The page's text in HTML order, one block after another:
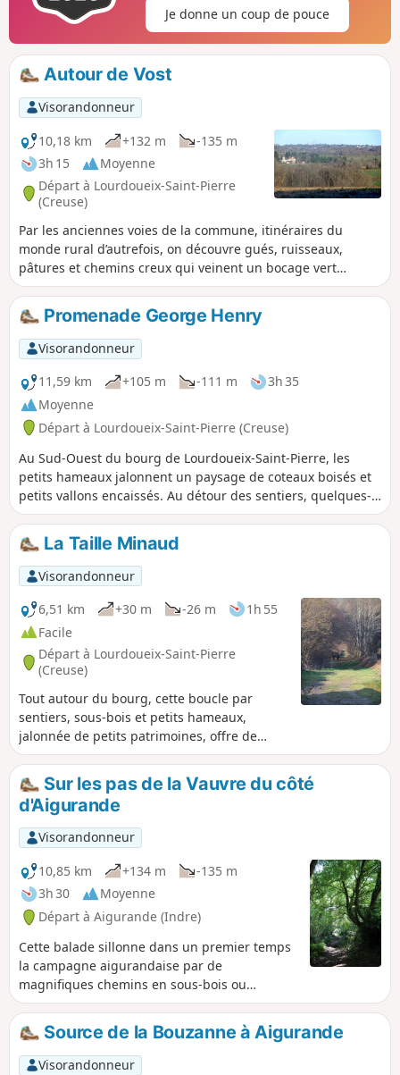
Je donne un coup de pouce
Autour de Vost
Visorandonneur
10,18 km
+132 m
-135 m
3h 15
Moyenne
Départ à Lourdoueix-Saint-Pierre
(Creuse)
Par les anciennes voies de la commune, itinéraires du
monde rural d’autrefois, on découvre gués, ruisseaux,
pâtures et chemins creux qui veinent un bocage vert
vallonné où l’eau a marqué le relief et conditionné l’activité
humaine, avec de belles vues sur le château de Vost et ses
alentours.
Promenade George Henry
Visorandonneur
11,59 km
+105 m -111 m
3h 35
Moyenne
Départ à Lourdoueix-Saint-Pierre (Creuse)
Au Sud-Ouest du bourg de Lourdoueix-Saint-Pierre, les
petits hameaux jalonnent un paysage de coteaux boisés et
petits vallons encaissés. Au détour des sentiers, quelques-
unes des très nombreuses croix présentes sur la commune
et un passage par Piodon, lieu qu’affectionnait la poétesse
creusoise George Henry.
La Taille Minaud
Visorandonneur
6,51 km
+30 m -26 m
1h 55
Facile
Départ à Lourdoueix-Saint-Pierre
(Creuse)
Tout autour du bourg, cette boucle par
sentiers, sous-bois et petits hameaux,
jalonnée de petits patrimoines, offre de
belles échappées sur le village et son église.
Sur les pas de la Vauvre du côté
d'Aigurande
Visorandonneur
10,85 km
+134 m
-135 m
3h 30
Moyenne
Départ à Aigurande (Indre)
Cette balade sillonne dans un premier temps
la campagne aigurandaise par de
magnifiques chemins en sous-bois ou
encadrés de haies. Des passerelles traversent
les méandres de la Vauvre. Puis le retour se
fait par l'ancienne voie de chemin de fer
transformée en Voie Verte.
Source de la Bouzanne à Aigurande
Visorandonneur